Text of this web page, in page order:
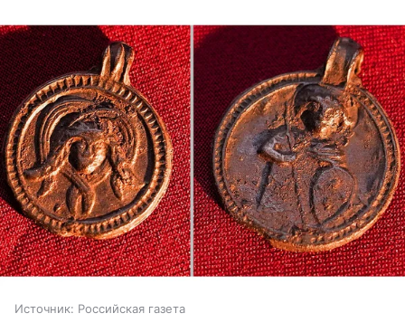
Источник: Российская газета